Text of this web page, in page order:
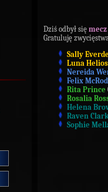
Dziś odbył się mecz
Gratuluję
Sally
Luna Helios
Nereida
Felix
Rita Prince
Rosalia
Helena
Raven
Sophie